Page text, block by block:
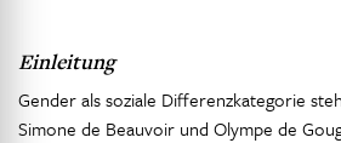
Einleitung
Gender als soziale Differenzkategorie
Simone de Beauvoir und Olympe de